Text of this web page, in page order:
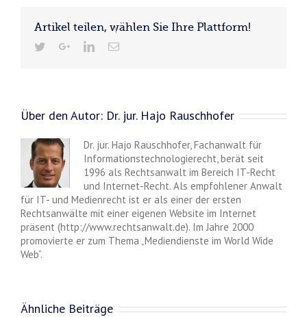
Artikel teilen, wählen Sie Ihre Plattform!
Über den Autor: Dr. jur. Hajo Rauschhofer
Dr. jur. Hajo Rauschhofer, Fachanwalt für
Informationstechnologierecht, berät seit
1996 als Rechtsanwalt im Bereich IT-Recht
und Internet-Recht. Als empfohlener Anwalt
für IT- und Medienrecht ist er als einer der ersten
Rechtsanwälte mit einer eigenen Website im Internet
präsent (http://www.rechtsanwalt.de). Im Jahre 2000
promovierte er zum Thema „Mediendienste im World Wide
Web“.
Ähnliche Beiträge